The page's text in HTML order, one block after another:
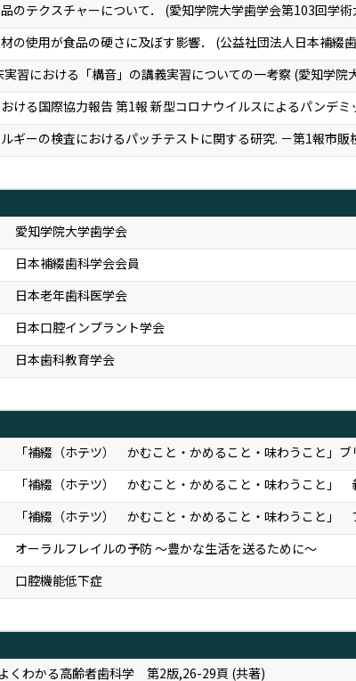
のテクスチャーについて． (愛知学院大学歯学会第103回学術
の使用が食品の硬さに及ぼす影響． (公益社団法人日本補綴
習における「構音」の講義実習についての一考察 (愛知学院
ける国際協力報告 第1報 新型コロナウイルスによるパンデ
ギーの検査におけるパッチテストに関する研究. －第1報市
愛知学院大学歯学会
日本補綴歯科学会会員
日本老年歯科医学会
日本口腔インプラント学会
日本歯科教育学会
「補綴（ホテツ） かむこと・かめること・味わうこと」
「補綴（ホテツ） かむこと・かめること・味わうこと」
「補綴（ホテツ） かむこと・かめること・味わうこと」
オーラルフレイルの予防 ～豊かな生活を送るために～
口腔機能低下症
よくわかる高齢者歯科学 第2版,26-29頁 (共著)